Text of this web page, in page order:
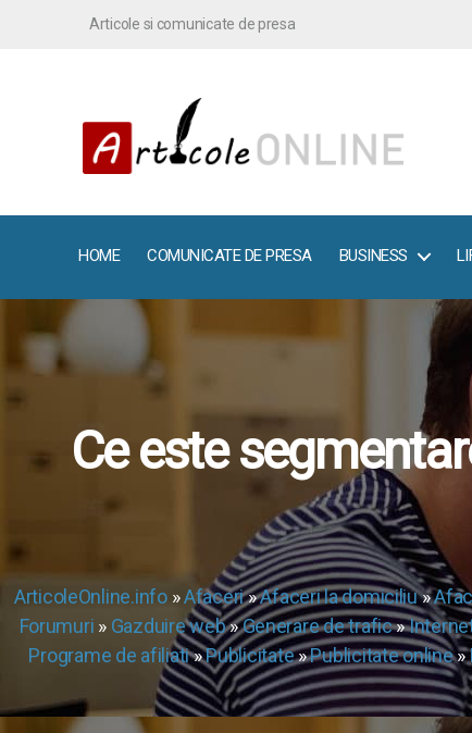
Articole si comunicate de presa
HOME COMUNICATE DE PRESA BUSINESS
Ce este
ArticoleOnline.info»Afaceri»Afaceri la domiciliu»
Forumuri » Gazduire web»Generare de trafic»
Programe de afiliati»Publicitate»Publicitate online»